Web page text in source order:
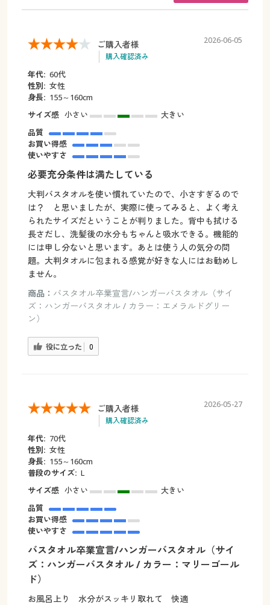
ご購入者様
購入確認済み
2026-06-05
年代: 60代
性別: 女性
身長: 155～160cm
サイズ感 小さい
大きい
品質
お買い得感
使いやすさ
必要充分条件は満たしている
大判バスタオルを使い慣れていたので、小さすぎるので
は？ と思いましたが、実際に使ってみると、よく考え
られたサイズだということが判りました。背中も拭ける
長さだし、洗髪後の水分もちゃんと吸水できる。機能的
には申し分ないと思います。あとは使う人の気分の問
題。大判タオルに包まれる感覚が好きな人にはお勧めし
ません。
商品： バスタオル卒業宣言/ハンガーバスタオル（サイ
ズ：ハンガーバスタオル / カラー：エメラルドグリー
ン）
役に立った 0
ご購入者様
購入確認済み
2026-05-27
年代: 70代
性別: 女性
身長: 155～160cm
普段のサイズ: L
サイズ感 小さい
大きい
品質
お買い得感
使いやすさ
バスタオル卒業宣言/ハンガーバスタオル（サイ
ズ：ハンガーバスタオル / カラー：マリーゴール
ド）
お風呂上り 水分がスッキリ取れて 快適